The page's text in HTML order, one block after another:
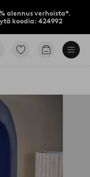
alennus verhoista*.
koodia: 424992
Siirry
Siirry